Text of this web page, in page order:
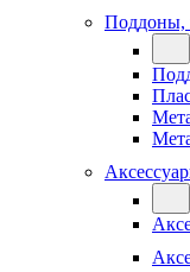
Поддоны,